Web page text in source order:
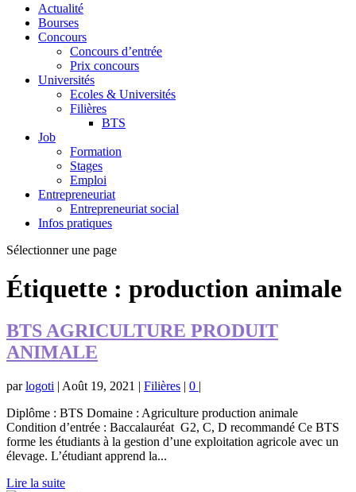
Actualité
Bourses
Concours
Concours d’entrée
Prix concours
Universités
Ecoles & Universités
Filières
BTS
Job
Formation
Stages
Emploi
Entrepreneuriat
Entrepreneuriat social
Infos pratiques
Sélectionner une page
Étiquette : production animale
BTS AGRICULTURE PRODUIT
ANIMALE
parlogoti | Août 19, 2021 | Filières | 0 |
Diplôme : BTS Domaine : Agriculture production animale
Condition d’entrée : Baccalauréat G2, C, D recommandé Ce BTS
forme les étudiants à la gestion d’une exploitation agricole avec un
élevage. L’étudiant apprend la...
Lire la suite